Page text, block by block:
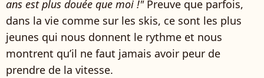
ans est plus douée que moi !" Preuve que parfois,
dans la vie comme sur les skis, ce sont les plus
jeunes qui nous donnent le rythme et nous
montrent qu’il ne faut jamais avoir peur de
prendre de la vitesse.